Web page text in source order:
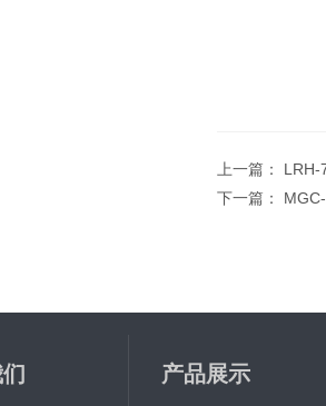
上一篇： LRH-
下一篇：
产品展示